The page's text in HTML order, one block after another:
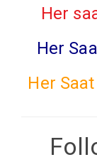
Her
Her
Her Saat